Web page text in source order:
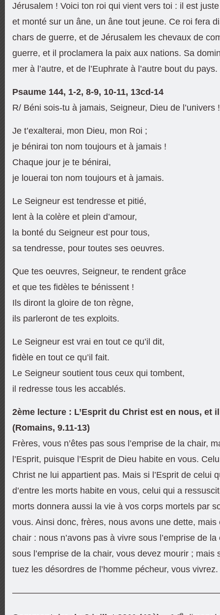
Jérusalem ! Voici ton roi qui vient vers toi : il est
et monté sur un âne, un âne tout jeune. Ce roi fera
chars de guerre, et de Jérusalem les chevaux de
guerre, et il proclamera la paix aux nations. Sa
mer à l’autre, et de l’Euphrate à l’autre bout du pays.
Psaume 144, 1-2, 8-9, 10-11, 13cd-14
R/ Béni sois-tu à jamais, Seigneur, Dieu de l’univers !
Je t’exalterai, mon Dieu, mon Roi ;
je bénirai ton nom toujours et à jamais !
Chaque jour je te bénirai,
je louerai ton nom toujours et à jamais.
Le Seigneur est tendresse et pitié,
lent à la colère et plein d’amour,
la bonté du Seigneur est pour tous,
sa tendresse, pour toutes ses oeuvres.
Que tes oeuvres, Seigneur, te rendent grâce
et que tes fidèles te bénissent !
Ils diront la gloire de ton règne,
ils parleront de tes exploits.
Le Seigneur est vrai en tout ce qu’il dit,
fidèle en tout ce qu’il fait.
Le Seigneur soutient tous ceux qui tombent,
il redresse tous les accablés.
2ème lecture : L’Esprit du Christ est en nous, et
(Romains, 9.11-13)
Frères, vous n’êtes pas sous l’emprise de la chair,
l’Esprit, puisque l’Esprit de Dieu habite en vous.
Christ ne lui appartient pas. Mais si l’Esprit de celui
d’entre les morts habite en vous, celui qui a
morts donnera aussi la vie à vos corps mortels par
vous. Ainsi donc, frères, nous avons une dette, mais
chair : nous n’avons pas à vivre sous l’emprise de
sous l’emprise de la chair, vous devez mourir ; mais
tuez les désordres de l’homme pécheur, vous vivrez.